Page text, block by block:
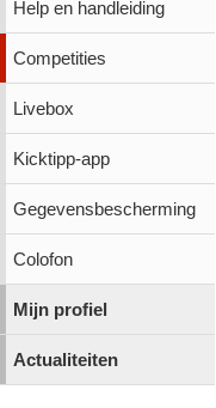
Help en handleiding
Competities
Livebox
Kicktipp-app
Gegevensbescherming
Colofon
Mijn profiel
Actualiteiten